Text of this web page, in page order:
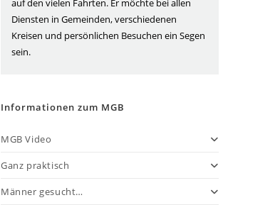
auf den vielen Fahrten. Er möchte bei allen
Diensten in Gemeinden, verschiedenen
Kreisen und persönlichen Besuchen ein Segen
sein.
Informationen zum MGB
MGB Video
Ganz praktisch
Männer gesucht…